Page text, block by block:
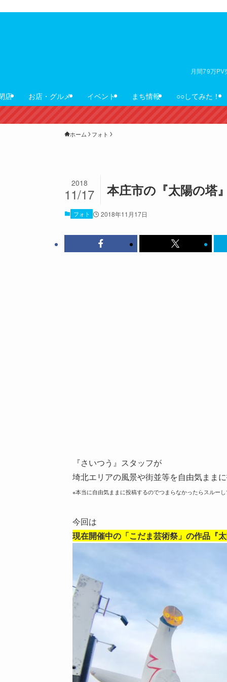
月間79万
店 お店・グルメ イベント まち情報 ○○してみた！
ホーム フォト
本庄市の『太陽の塔
2018
11/17
フォト 2018年11月17日
『さいつう』スタッフが
埼北エリアの風景や街並等を自由気まま
※本当に自由気ままに投稿するのでつまらなかったらスルー
今回は
現在開催中の「こだま芸術祭」の作品『